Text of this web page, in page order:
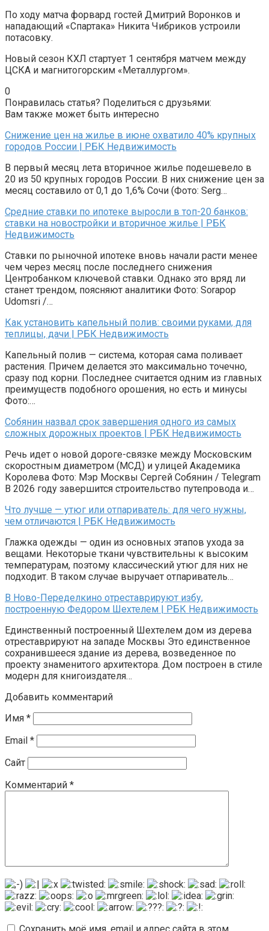
По ходу матча форвард гостей Дмитрий Воронков и
нападающий «Спартака» Никита Чибриков устроили
потасовку.
Новый сезон КХЛ стартует 1 сентября матчем между
ЦСКА и магнитогорским «Металлургом».
0
Понравилась статья? Поделиться с друзьями:
Вам также может быть интересно
Снижение цен на жилье в июне охватило 40% крупных
городов России | РБК Недвижимость
В первый месяц лета вторичное жилье подешевело в
20 из 50 крупных городов России. В них снижение цен за
месяц составило от 0,1 до 1,6% Сочи (Фото: Serg…
Средние ставки по ипотеке выросли в топ-20 банков:
ставки на новостройки и вторичное жилье | РБК
Недвижимость
Ставки по рыночной ипотеке вновь начали расти менее
чем через месяц после последнего снижения
Центробанком ключевой ставки. Однако это вряд ли
станет трендом, поясняют аналитики Фото: Sorapop
Udomsri /…
Как установить капельный полив: своими руками, для
теплицы, дачи | РБК Недвижимость
Капельный полив — система, которая сама поливает
растения. Причем делается это максимально точечно,
сразу под корни. Последнее считается одним из главных
преимуществ подобного орошения, но есть и минусы
Фото:…
Собянин назвал срок завершения одного из самых
сложных дорожных проектов | РБК Недвижимость
Речь идет о новой дороге-связке между Московским
скоростным диаметром (МСД) и улицей Академика
Королева Фото: Мэр Москвы Сергей Собянин / Telegram
В 2026 году завершится строительство путепровода и…
Что лучше — утюг или отпариватель: для чего нужны,
чем отличаются | РБК Недвижимость
Глажка одежды — один из основных этапов ухода за
вещами. Некоторые ткани чувствительны к высоким
температурам, поэтому классический утюг для них не
подходит. В таком случае выручает отпариватель…
В Ново-Переделкино отреставрируют избу,
построенную Федором Шехтелем | РБК Недвижимость
Единственный построенный Шехтелем дом из дерева
отреставрируют на западе Москвы Это единственное
сохранившееся здание из дерева, возведенное по
проекту знаменитого архитектора. Дом построен в стиле
модерн для книгоиздателя…
Добавить комментарий
Имя *
Email *
Сайт
Комментарий *